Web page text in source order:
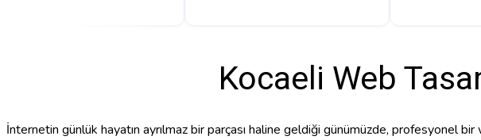
Kocaeli Web
İnternetin günlük hayatın ayrılmaz bir parçası haline geldiği günümüzde, profesyonel